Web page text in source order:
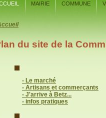
MAIRIE COMMUNE
du site de la
- Le marché
- Artisans et commerçants
- J'arrive à Betz...
- infos pratiques